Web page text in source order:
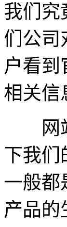
我们究
们公司
户看到
相关信
网站
下我们
一般都
产品的